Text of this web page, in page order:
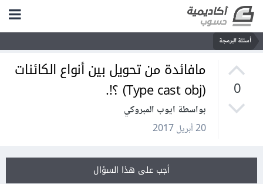
أسئلة البرمجة
0
مافائدة من تحويل بين أنواع الكائنات
(Type cast obj) ؟!.
بواسطة ايوب المبروكي
20 أبريل 2017
أجب على هذا السؤال